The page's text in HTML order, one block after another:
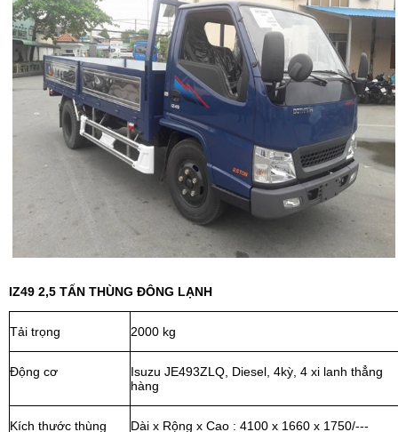
IZ49 2,5 TẤN THÙNG ĐÔNG LẠNH
Tải trọng 2000 kg
Động cơ
Isuzu JE493ZLQ, Diesel, 4kỳ, 4 xi lanh thẳng
hàng
Kích thước thùng Dài x Rộng x Cao : 4100 x 1660 x 1750/---